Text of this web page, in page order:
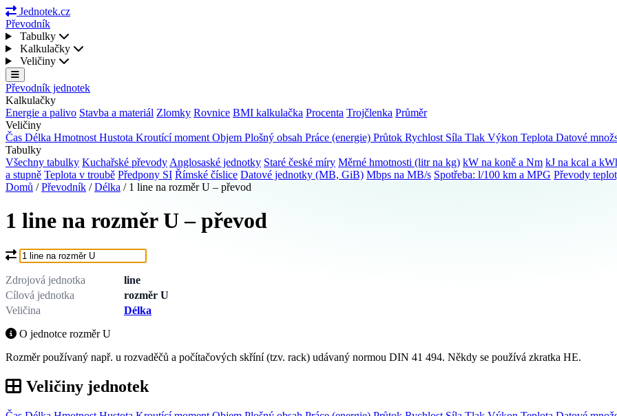
Jednotek.cz
Převodník
Tabulky
Kalkulačky
Veličiny
Převodník jednotek
Kalkulačky
Energie a palivo Stavba a materiál Zlomky Rovnice BMI kalkulačka Procenta Trojčlenka Průměr
Veličiny
Čas Délka Hmotnost Hustota Kroutící moment Objem Plošný obsah Práce (energie) Průtok Rychlost Síla Tlak Výkon Teplota Datové
Tabulky
Všechny tabulky Kuchařské převody Anglosaské jednotky Staré české míry Měrné hmotnosti (litr na kg) kW na koně a Nm kJ na kcal a
a stupně Teplota v troubě Předpony SI Římské číslice Datové jednotky (MB, GiB) Mbps na MB/s Spotřeba: l/100 km a MPG Převody
Domů / Převodník / Délka / 1 line na rozměr U – převod
1 line na rozměr U – převod
Co chcete převést?
Zdrojová jednotka
line
Cílová jednotka
rozměr U
Veličina
Délka
O jednotce rozměr U
Rozměr používaný např. u rozvaděčů a počítačových skříní (tzv. rack) udávaný normou DIN 41 494. Někdy se používá zkratka HE.
Veličiny jednotek